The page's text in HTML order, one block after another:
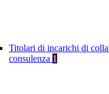
Titolari di incarichi di
consulenza 1